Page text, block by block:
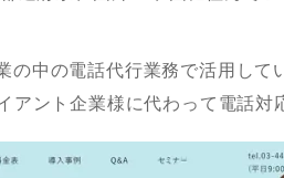
中の電話代行業務で活用して
ント企業様に代わって電話対